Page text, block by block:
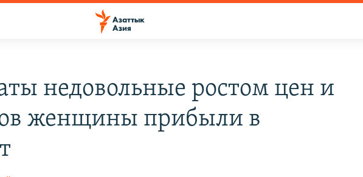
недовольные ростом цен и
женщины прибыли в